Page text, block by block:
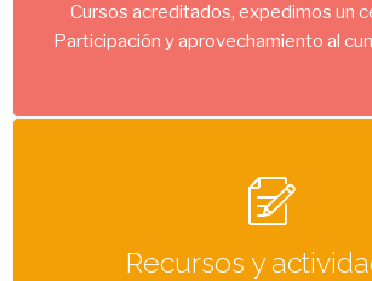
Cursos acreditados, expedimos un
Participación y aprovechamiento al
Recursos y